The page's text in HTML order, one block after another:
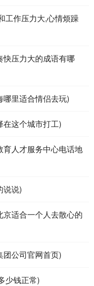
工作压力大,心情烦躁
压力大的成语有哪
里适合情侣去玩)
在这个城市打工)
人才服务中心电话地
说说)
适合一个人去散心的
公司官网首页)
少钱正常)